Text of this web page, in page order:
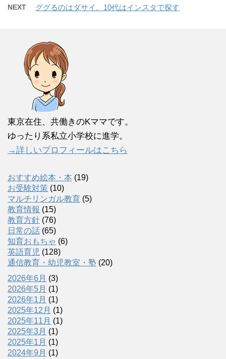
NEXT ググるのはダサイ。10代はインスタで探す
東京在住、共働きのKママです。
ゆったり系私立小学校に進学。
→詳しいプロフィールはこちら
おすすめ絵本・本 (19)
お受験対策 (10)
マルチリンガル教育 (5)
教育情報 (15)
教育方針 (76)
日常の話 (65)
知育おもちゃ (6)
英語育児 (128)
通信教育・幼児教室・塾 (20)
2026年6月 (3)
2026年5月 (1)
2026年1月 (1)
2025年12月 (1)
2025年11月 (1)
2025年3月 (1)
2025年1月 (1)
2024年9月 (1)